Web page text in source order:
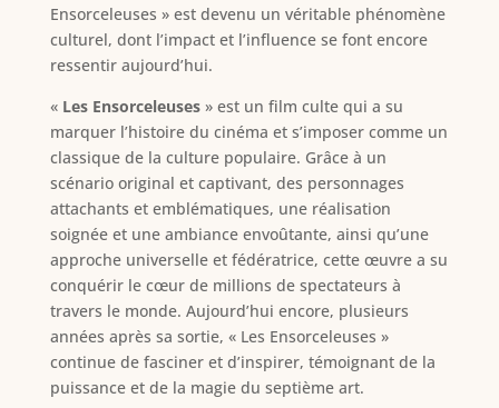
Ensorceleuses » est devenu un véritable phénomène
culturel, dont l’impact et l’influence se font encore
ressentir aujourd’hui.
« Les Ensorceleuses» est un film culte qui a su
marquer l’histoire du cinéma et s’imposer comme un
classique de la culture populaire. Grâce à un
scénario original et captivant, des personnages
attachants et emblématiques, une réalisation
soignée et une ambiance envoûtante, ainsi qu’une
approche universelle et fédératrice, cette œuvre a su
conquérir le cœur de millions de spectateurs à
travers le monde. Aujourd’hui encore, plusieurs
années après sa sortie, « Les Ensorceleuses »
continue de fasciner et d’inspirer, témoignant de la
puissance et de la magie du septième art.